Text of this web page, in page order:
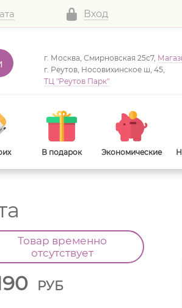
Вход
г. Москва, Смирновская 25с7,
г. Реутов, Носовихинское ш, 45,
ТЦ "Реутов Парк"
В подарок Экономические
Товар временно
отсутствует
РУБ